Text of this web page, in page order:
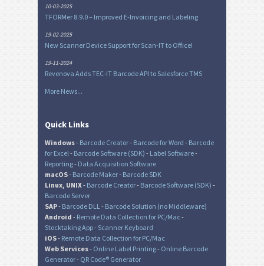
10-03-2025
TFORMer 8.9.0 – Improved E-Invoicing and Labeling
19-02-2025
New Scanner Device Support for Scan-IT to Office!
19-11-2024
Revenova Adds TEC-IT Barcode API to Salesforce TMS
More News...
Quick Links
Windows- Barcode Creator- Barcode for Word - Barcode
for Excel - Barcode Software (SDK) - Label Software-
Reporting- Data Acquisition Software
macOS- Barcode Maker- Barcode SDK
Linux, UNIX- Barcode Creator- Barcode Software (SDK) -
Barcode Server
SAP- Barcode DLL - Barcode Solution (no Middleware)
Android - Remote Data Collection for PC/Mac -
Stocktaking App- Scanner Keyboard
iOS- Remote Data Collection for PC/Mac
Web Services- Online Label Printing- Online Barcode
Generator- QR Code® Generator